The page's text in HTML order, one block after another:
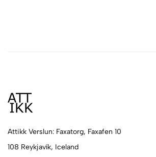
Attikk Verslun: Faxatorg, Faxafen 10
108 Reykjavík, Iceland